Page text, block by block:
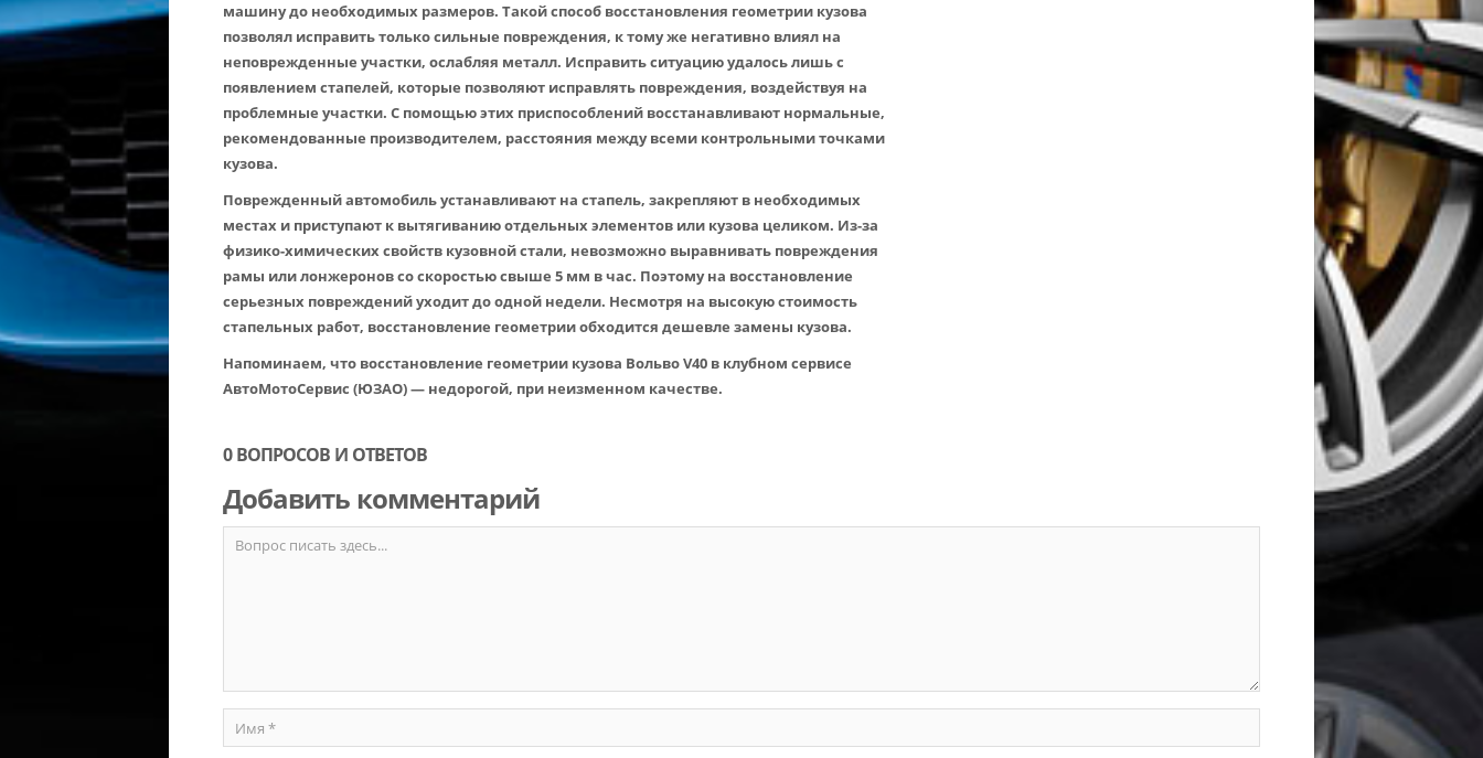
машину до необходимых размеров. Такой способ восстановления геометрии кузова
позволял исправить только сильные повреждения, к тому же негативно влиял на
неповрежденные участки, ослабляя металл. Исправить ситуацию удалось лишь с
появлением стапелей, которые позволяют исправлять повреждения, воздействуя на
проблемные участки. С помощью этих приспособлений восстанавливают нормальные,
рекомендованные производителем, расстояния между всеми контрольными точками
кузова.
Поврежденный автомобиль устанавливают на стапель, закрепляют в необходимых
местах и приступают к вытягиванию отдельных элементов или кузова целиком. Из-за
физико-химических свойств кузовной стали, невозможно выравнивать повреждения
рамы или лонжеронов со скоростью свыше 5 мм в час. Поэтому на восстановление
серьезных повреждений уходит до одной недели. Несмотря на высокую стоимость
стапельных работ, восстановление геометрии обходится дешевле замены кузова.
Напоминаем, что восстановление геометрии кузова Вольво V40 в клубном сервисе
АвтоМотоСервис (ЮЗАО) — недорогой, при неизменном качестве.
0 ВОПРОСОВ И ОТВЕТОВ
Добавить комментарий